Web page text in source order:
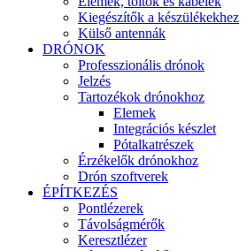
Kiegészítők a készülékekhez
Külső antennák
DRÓNOK
Professzionális drónok
Jelzés
Tartozékok drónokhoz
Elemek
Integrációs készlet
Pótalkatrészek
Érzékelők drónokhoz
Drón szoftverek
ÉPÍTKEZÉS
Pontlézerek
Távolságmérők
Keresztlézer